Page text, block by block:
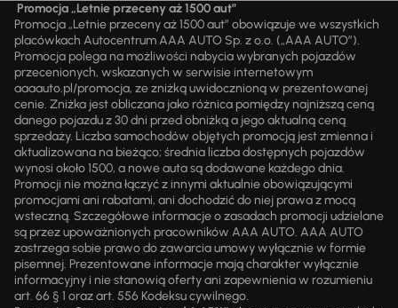
Promocja „Letnie przeceny aż 1500 aut”
Promocja „Letnie przeceny aż 1500 aut” obowiązuje we wszystkich
placówkach Autocentrum AAA AUTO Sp. z o.o. („AAA AUTO”).
Promocja polega na możliwości nabycia wybranych pojazdów
przecenionych, wskazanych w serwisie internetowym
aaaauto.pl/promocja, ze zniżką uwidocznioną w prezentowanej
cenie. Zniżka jest obliczana jako różnica pomiędzy najniższą ceną
danego pojazdu z 30 dni przed obniżką a jego aktualną ceną
sprzedaży. Liczba samochodów objętych promocją jest zmienna i
aktualizowana na bieżąco; średnia liczba dostępnych pojazdów
wynosi około 1500, a nowe auta są dodawane każdego dnia.
Promocji nie można łączyć z innymi aktualnie obowiązującymi
promocjami ani rabatami, ani dochodzić do niej prawa z mocą
wsteczną. Szczegółowe informacje o zasadach promocji udzielane
są przez upoważnionych pracowników AAA AUTO. AAA AUTO
zastrzega sobie prawo do zawarcia umowy wyłącznie w formie
pisemnej. Prezentowane informacje mają charakter wyłącznie
informacyjny i nie stanowią oferty ani zapewnienia w rozumieniu
art. 66 § 1 oraz art. 556 Kodeksu cywilnego.